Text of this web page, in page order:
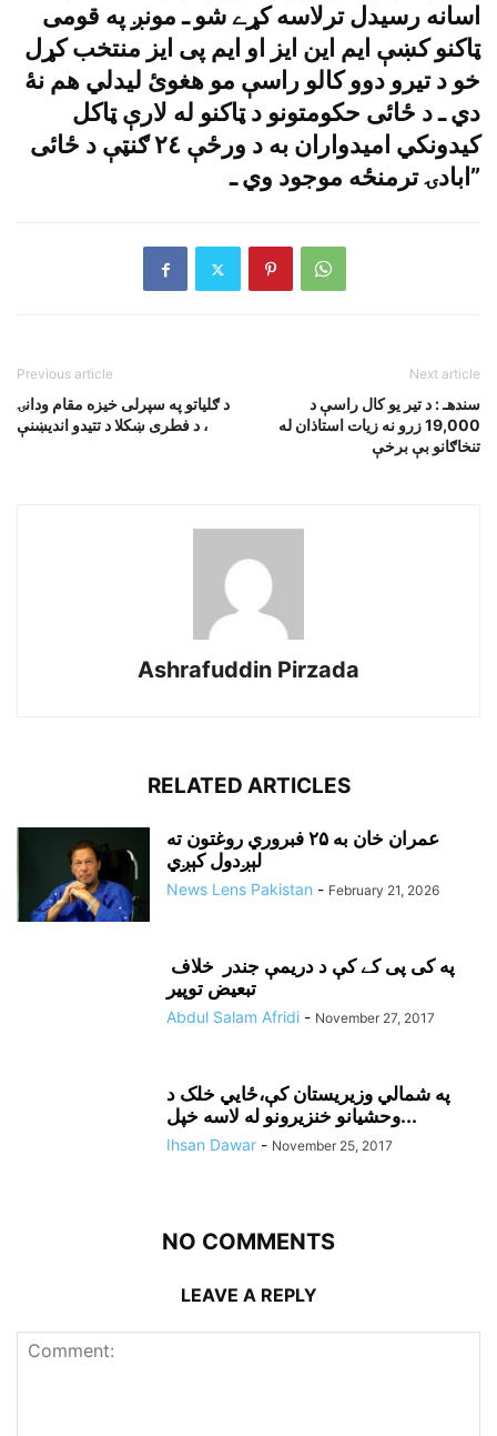
اسانه رسيدل ترلاسه کړے شو ـ مونږ په قومى
ټاکنو کښې ايم اين ايز او ايم پى ايز منتخب کړل
خو د تيرو دوو کالو راسې مو هغوئ ليدلي هم نۀ
دي ـ د ځائى حکومتونو د ټاکنو له لارې ټاکل
کيدونکي اميدواران به د ورځې ٢٤ ګنټې د ځائى
ابادۍ ترمنځه موجود وي ـ”
Previous article
د ګلياتو په سپرلى خيزه مقام ودانۍ
، د فطرى ښکلا د تتيدو انديښنې
Next article
سندهـ : د تير يو کال راسې د
19,000 زرو نه زيات استاذان له
تنخاګانو بې برخې
Ashrafuddin Pirzada
RELATED ARTICLES
عمران خان به ۲۵ فبروري روغتون ته
لېږدول کېږي
News Lens Pakistan - February 21, 2026
په کی پی کے کې د دريمې جندر خلاف
تبعيض توپير
Abdul Salam Afridi - November 27, 2017
په شمالي وزيريستان کې،ځايي خلک د
وحشيانو خنزيرونو له لاسه خپل...
Ihsan Dawar - November 25, 2017
NO COMMENTS
LEAVE A REPLY